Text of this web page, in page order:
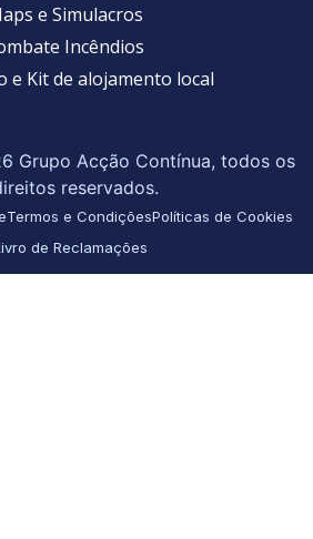
e Simulacros
Incêndios
e Kit de alojamento local
Grupo Acção Contínua, todos os
reservados.
Termos e CondiçõesPolíticas de Cookies
de Reclamações